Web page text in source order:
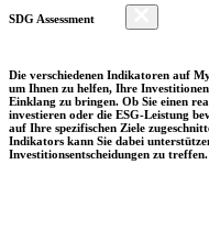
SDG Assessment
Die verschiedenen Indikatoren auf
um Ihnen zu helfen, Ihre
Einklang zu bringen. Ob Sie einen
investieren oder die ESG-Leistung
auf Ihre spezifischen Ziele
Indikators kann Sie dabei
Investitionsentscheidungen zu treffen.